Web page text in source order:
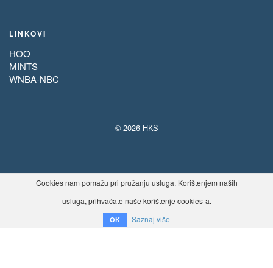
LINKOVI
HOO
MINTS
WNBA-NBC
© 2026 HKS
Cookies nam pomažu pri pružanju usluga. Korištenjem naših
usluga, prihvaćate naše korištenje cookies-a.
OK Saznaj više